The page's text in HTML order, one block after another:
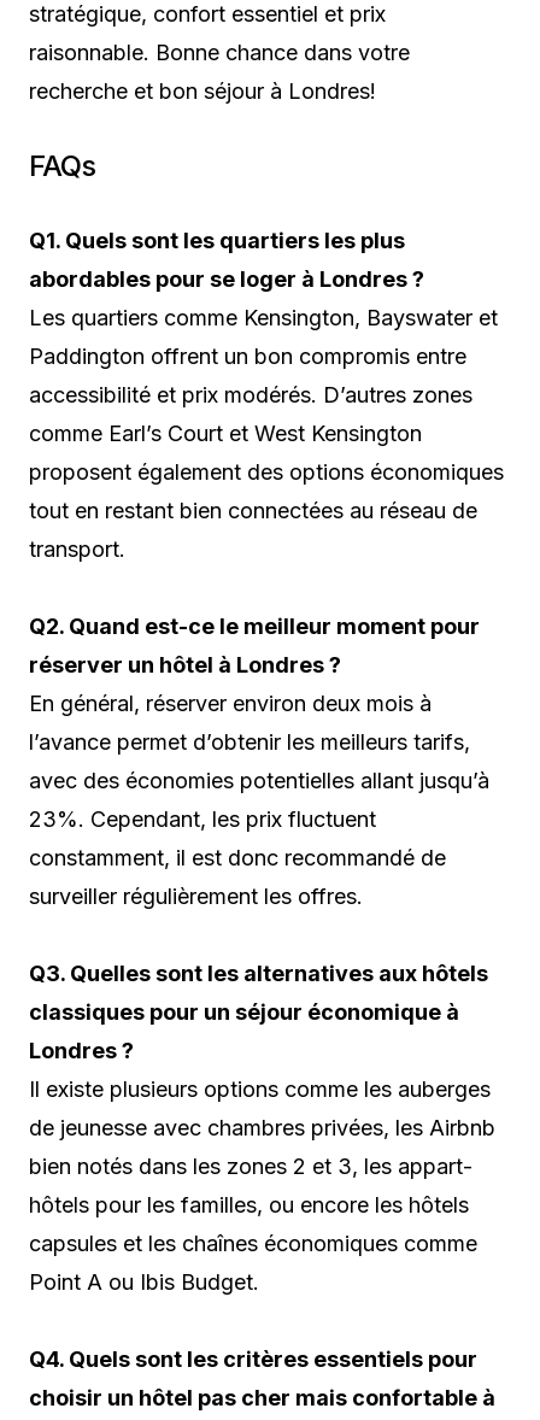
stratégique, confort essentiel et prix
raisonnable. Bonne chance dans votre
recherche et bon séjour à Londres!
FAQs
Q1. Quels sont les quartiers les plus
abordables pour se loger à Londres ?
Les quartiers comme Kensington, Bayswater et
Paddington offrent un bon compromis entre
accessibilité et prix modérés. D’autres zones
comme Earl’s Court et West Kensington
proposent également des options économiques
tout en restant bien connectées au réseau de
transport.
Q2. Quand est-ce le meilleur moment pour
réserver un hôtel à Londres ?
En général, réserver environ deux mois à
l’avance permet d’obtenir les meilleurs tarifs,
avec des économies potentielles allant jusqu’à
23%. Cependant, les prix fluctuent
constamment, il est donc recommandé de
surveiller régulièrement les offres.
Q3. Quelles sont les alternatives aux hôtels
classiques pour un séjour économique à
Londres ?
Il existe plusieurs options comme les auberges
de jeunesse avec chambres privées, les Airbnb
bien notés dans les zones 2 et 3, les appart-
hôtels pour les familles, ou encore les hôtels
capsules et les chaînes économiques comme
Point A ou Ibis Budget.
Q4. Quels sont les critères essentiels pour
choisir un hôtel pas cher mais confortable à